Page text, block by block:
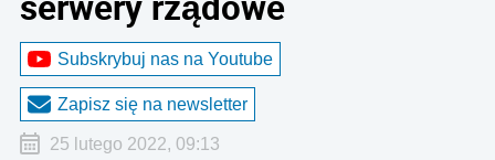
Subskrybuj nas na Youtube
Zapisz się na newsletter
25 lutego 2022, 09:13